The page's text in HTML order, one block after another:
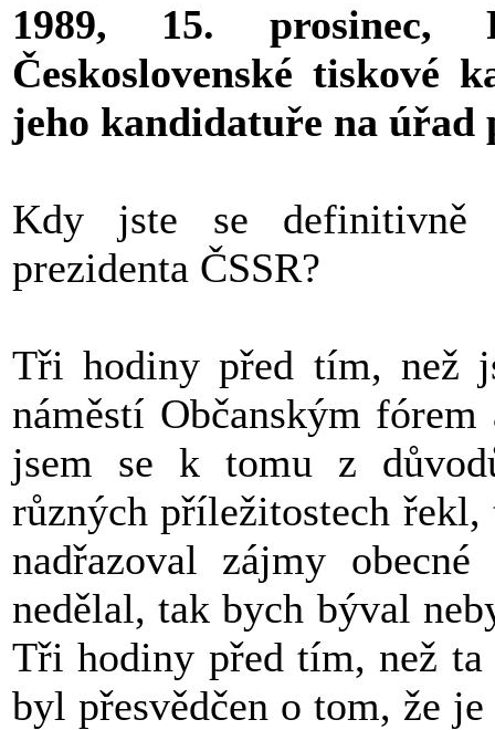
1989, 15. prosinec,
Československé tiskové
jeho kandidatuře na úřad
Kdy jste se definitivně
prezidenta ČSSR?
Tři hodiny před tím, než
náměstí Občanským
jsem se k tomu z
různých příležitostech
nadřazoval zájmy
nedělal, tak bych býval
Tři hodiny před tím, než ta
byl přesvědčen o tom, že